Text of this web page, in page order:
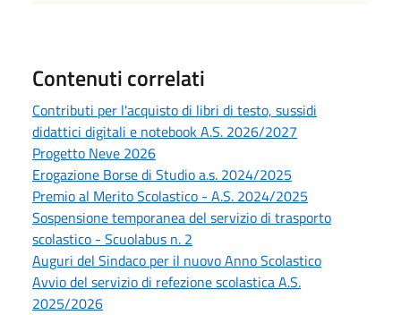
Contenuti correlati
Contributi per l'acquisto di libri di testo, sussidi
didattici digitali e notebook A.S. 2026/2027
Progetto Neve 2026
Erogazione Borse di Studio a.s. 2024/2025
Premio al Merito Scolastico - A.S. 2024/2025
Sospensione temporanea del servizio di trasporto
scolastico - Scuolabus n. 2
Auguri del Sindaco per il nuovo Anno Scolastico
Avvio del servizio di refezione scolastica A.S.
2025/2026